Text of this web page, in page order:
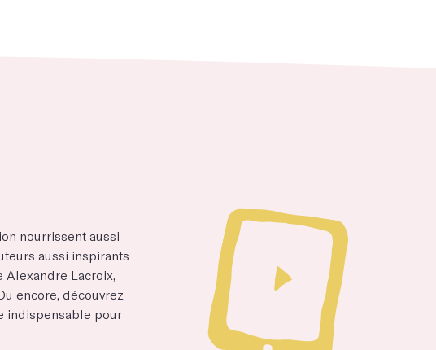
nourrissent aussi
aussi inspirants
Alexandre Lacroix,
encore, découvrez
indispensable pour